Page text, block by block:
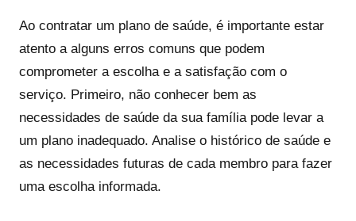
Ao contratar um plano de saúde, é importante estar
atento a alguns erros comuns que podem
comprometer a escolha e a satisfação com o
serviço. Primeiro, não conhecer bem as
necessidades de saúde da sua família pode levar a
um plano inadequado. Analise o histórico de saúde e
as necessidades futuras de cada membro para fazer
uma escolha informada.